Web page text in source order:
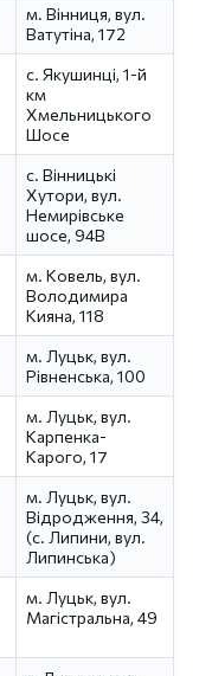
м. Вінниця, вул.
Ватутіна, 172
с. Якушинці, 1-й
км
Хмельницького
Шосе
с. Вінницькі
Хутори, вул.
Немирівське
шосе, 94В
м. Ковель, вул.
Володимира
Кияна, 118
м. Луцьк, вул.
Рівненська, 100
м. Луцьк, вул.
Карпенка-
Карого, 17
м. Луцьк, вул.
Відродження, 34,
(с. Липини, вул.
Липинська)
м. Луцьк, вул.
Магістральна, 49